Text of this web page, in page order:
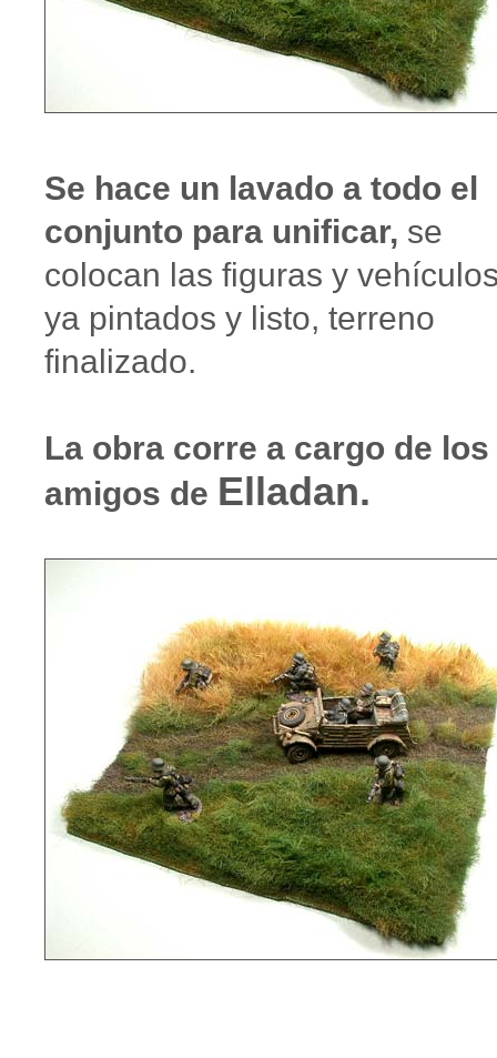
Se hace un lavado a todo el
conjunto para unificar, se
colocan las figuras y
ya pintados y listo, terreno
finalizado.
La obra corre a cargo de los
amigos de Elladan.